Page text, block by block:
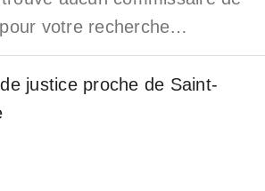
votre recherche…
justice proche de Saint-